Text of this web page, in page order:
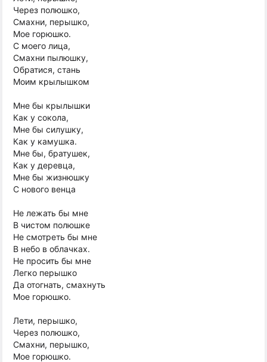
Через полюшко,
Смахни, перышко,
Мое горюшко.
С моего лица,
Смахни пылюшку,
Обратися, стань
Моим крылышком
Мне бы крылышки
Как у сокола,
Мне бы силушку,
Как у камушка.
Мне бы, братушек,
Как у деревца,
Мне бы жизнюшку
С нового венца
Не лежать бы мне
В чистом полюшке
Не смотреть бы мне
В небо в облачках.
Не просить бы мне
Легко перышко
Да отогнать, смахнуть
Мое горюшко.
Лети, перышко,
Через полюшко,
Смахни, перышко,
Мое горюшко.